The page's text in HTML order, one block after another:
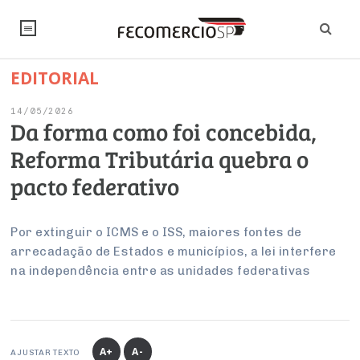
NOTÍCIAS
Editorial
Artigos
Institucional
PROJETOS ESPECIAIS:
UM BRASIL
Economia
Pesquisas
Brasil
Internacional
Inteligência Artificial
Legislação
Trabalho
Empresas
Negócios
Varejo
ESG
Últimas Notícias
SINDICATOS
PESQUISAS
FALE CONOSCO
INSTITUCIONAL
Sobre
Negociações Coletivas
Conselho de Turismo
Conselho de Emprego e Relações do Trabalho
EMPRESAS
EDITORIAL
14/05/2026
Da forma como foi concebida,
Reforma Tributária quebra o
pacto federativo
Por extinguir o ICMS e o ISS, maiores fontes de
arrecadação de Estados e municípios, a lei interfere
na independência entre as unidades federativas
AJUSTAR TEXTO A+ A-